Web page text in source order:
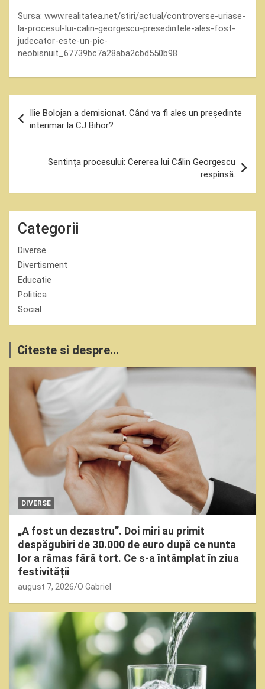
Sursa: www.realitatea.net/stiri/actual/controverse-uriase-
la-procesul-lui-calin-georgescu-presedintele-ales-fost-
judecator-este-un-pic-
neobisnuit_67739bc7a28aba2cbd550b98
în
articole
Ilie Bolojan a demisionat. Când va fi ales un președinte
interimar la CJ Bihor?
Sentința procesului: Cererea lui Călin Georgescu
respinsă.
Categorii
Diverse
Divertisment
Educatie
Politica
Social
Citeste si despre...
DIVERSE
„A fost un dezastru”. Doi miri au primit
despăgubiri de 30.000 de euro după ce nunta
lor a rămas fără tort. Ce s-a întâmplat în ziua
festivității
august 7, 2026 O Gabriel